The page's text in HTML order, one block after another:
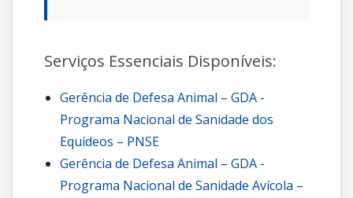
Serviços Essenciais Disponíveis:
Gerência de Defesa Animal – GDA -
Programa Nacional de Sanidade dos
Equídeos – PNSE
Gerência de Defesa Animal – GDA -
Programa Nacional de Sanidade Avícola –